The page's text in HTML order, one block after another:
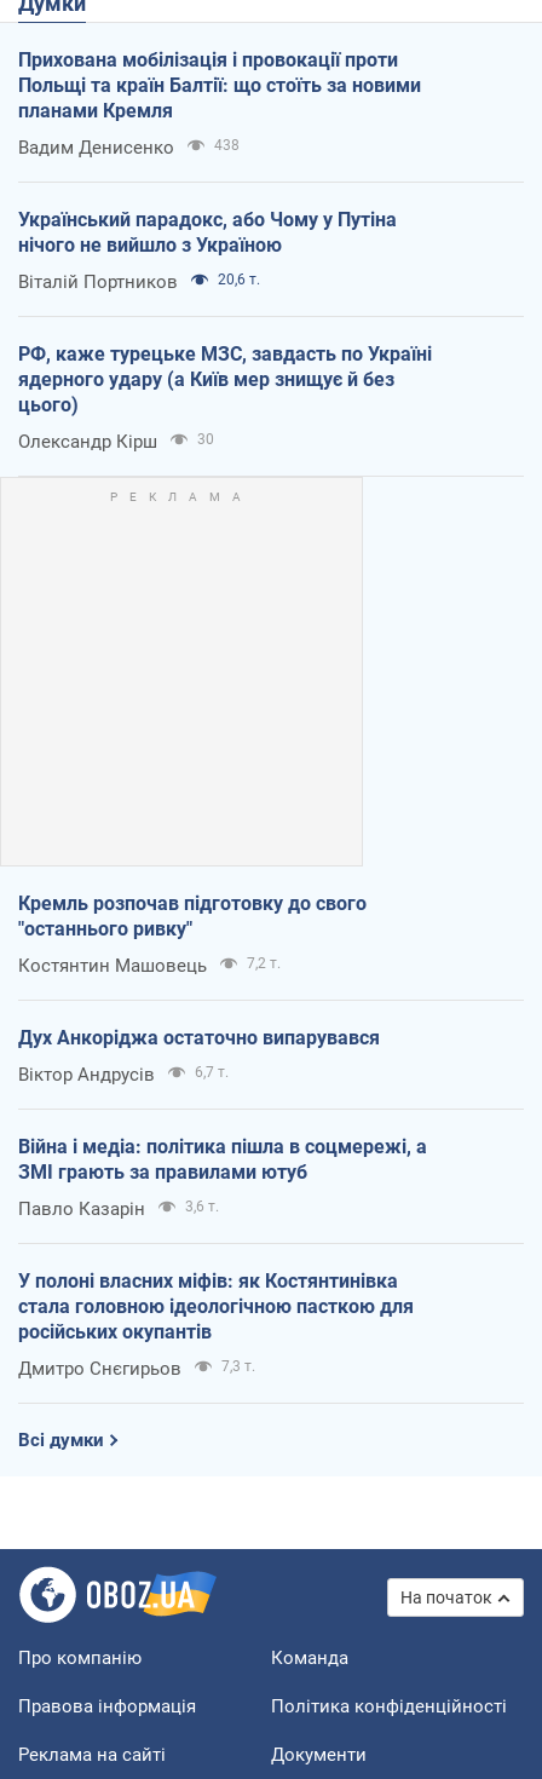
Прихована мобілізація і провокації проти
Польщі та країн Балтії: що стоїть за новими
планами Кремля
Вадим Денисенко 438
Український парадокс, або Чому у Путіна
нічого не вийшло з Україною
Віталій Портников 20,6 т.
РФ, каже турецьке МЗС, завдасть по Україні
ядерного удару (а Київ мер знищує й без
цього)
Олександр Кірш 30
Кремль розпочав підготовку до свого
"останнього ривку"
Костянтин Машовець 7,2 т.
Дух Анкоріджа остаточно випарувався
Віктор Андрусів 6,7 т.
Війна і медіа: політика пішла в соцмережі, а
ЗМІ грають за правилами ютуб
Павло Казарін 3,6 т.
У полоні власних міфів: як Костянтинівка
стала головною ідеологічною пасткою для
російських окупантів
Дмитро Снєгирьов 7,3 т.
Всі думки
На початок
Про компанію Команда
Правова інформація Політика конфіденційності
Реклама на сайті Документи